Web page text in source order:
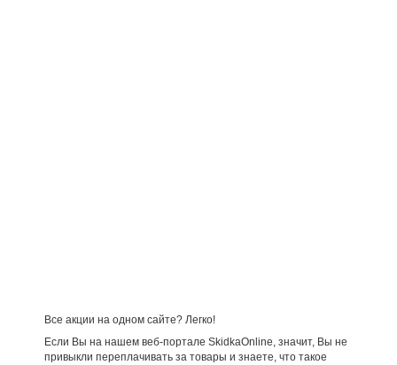
Все акции на одном сайте? Легко!
Если Вы на нашем веб-портале SkidkaOnline, значит, Вы не
привыкли переплачивать за товары и знаете, что такое